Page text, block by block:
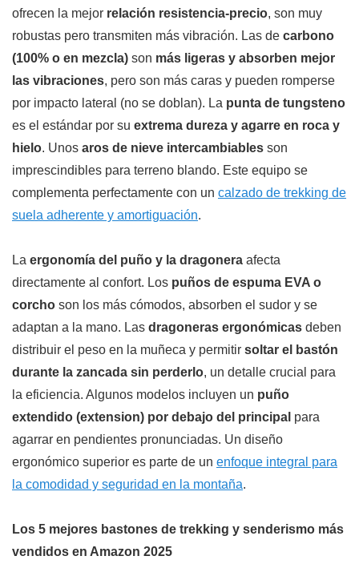
ofrecen la mejor relación resistencia-precio, son muy
robustas pero transmiten más vibración. Las de carbono
(100% o en mezcla) son más ligeras y absorben mejor
las vibraciones, pero son más caras y pueden romperse
por impacto lateral (no se doblan). La punta de tungsteno
es el estándar por su extrema dureza y agarre en roca y
hielo. Unos aros de nieve intercambiables son
imprescindibles para terreno blando. Este equipo se
complementa perfectamente con un calzado de trekking de
suela adherente y amortiguación.
La ergonomía del puño y la dragonera afecta
directamente al confort. Los puños de espuma EVA o
corcho son los más cómodos, absorben el sudor y se
adaptan a la mano. Las dragoneras ergonómicas deben
distribuir el peso en la muñeca y permitir soltar el bastón
durante la zancada sin perderlo, un detalle crucial para
la eficiencia. Algunos modelos incluyen un puño
extendido (extension) por debajo del principal para
agarrar en pendientes pronunciadas. Un diseño
ergonómico superior es parte de un enfoque integral para
la comodidad y seguridad en la montaña.
Los 5 mejores bastones de trekking y senderismo más
vendidos en Amazon 2025